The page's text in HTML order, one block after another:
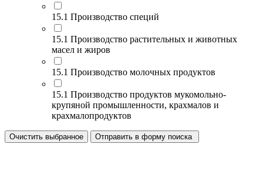
15.1 Производство специй
15.1 Производство растительных и животных
масел и жиров
15.1 Производство молочных продуктов
15.1 Производство продуктов мукомольно-
крупяной промышленности, крахмалов и
крахмалопродуктов